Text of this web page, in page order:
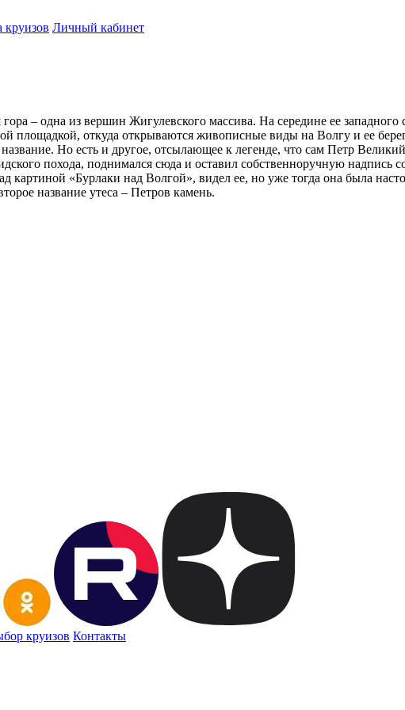
круизов Личный кабинет
– одна из вершин Жигулевского массива. На середине ее западного
площадкой, откуда открываются живописные виды на Волгу и ее
Но есть и другое, отсылающее к легенде, что сам Петр
похода, поднимался сюда и оставил собственноручную
«Бурлаки над Волгой», видел ее, но уже тогда она была
название утеса – Петров камень.
круизов Контакты